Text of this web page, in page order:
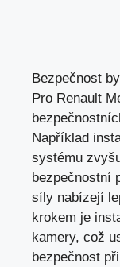
Bezpečnost
Pro Renault
Například
systému
bezpečnostní
síly nabízejí
krokem je
kamery, což
bezpečnost